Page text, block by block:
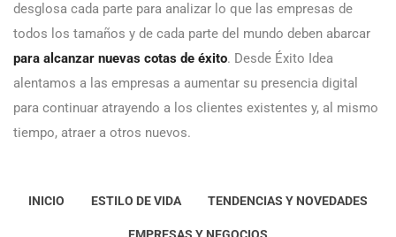
desglosa cada parte para analizar lo que las empresas de
todos los tamaños y de cada parte del mundo deben abarcar
para alcanzar nuevas cotas de éxito. Desde Éxito Idea
alentamos a las empresas a aumentar su presencia digital
para continuar atrayendo a los clientes existentes y, al mismo
tiempo, atraer a otros nuevos.
INICIO ESTILO DE VIDA TENDENCIAS Y NOVEDADES